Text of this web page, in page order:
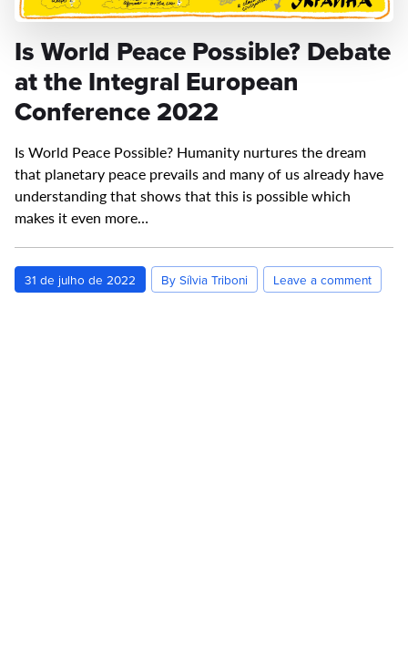
Is World Peace Possible? Debate
at the Integral European
Conference 2022
Is World Peace Possible? Humanity nurtures the dream
that planetary peace prevails and many of us already have
understanding that shows that this is possible which
makes it even more…
31 de julho de 2022 By Sílvia Triboni Leave a comment